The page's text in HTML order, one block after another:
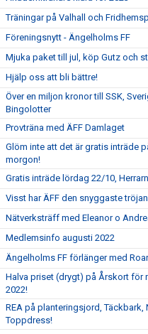
Träningar på Valhall och
Föreningsnytt - Ängelholms FF
Mjuka paket till jul, köp Gutz och
Hjälp oss att bli bättre!
Över en miljon kronor till SSK,
Bingolotter
Provträna med ÄFF Damlaget
Glöm inte att det är gratis inträde
morgon!
Gratis inträde lördag 22/10,
Visst har ÄFF den snyggaste
Nätverksträff med Eleanor o
Medlemsinfo augusti 2022
Ängelholms FF förlänger med
Halva priset (drygt) på Årskort för
2022!
REA på planteringsjord,
Toppdress!